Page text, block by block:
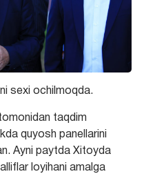
sexi ochilmoqda.
taqdim
quyosh panellarini
Ayni paytda Xitoyda
loyihani amalga